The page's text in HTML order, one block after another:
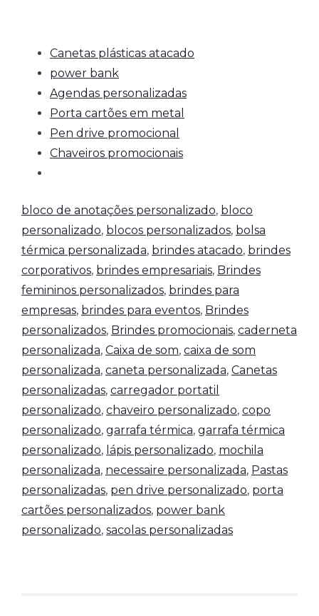
Canetas plásticas atacado
power bank
Agendas personalizadas
Porta cartões em metal
Pen drive promocional
Chaveiros promocionais
bloco de anotações personalizado, bloco
personalizado, blocos personalizados, bolsa
térmica personalizada, brindes atacado, brindes
corporativos, brindes empresariais, Brindes
femininos personalizados, brindes para
empresas, brindes para eventos, Brindes
personalizados, Brindes promocionais, caderneta
personalizada, Caixa de som, caixa de som
personalizada, caneta personalizada, Canetas
personalizadas, carregador portatil
personalizado, chaveiro personalizado, copo
personalizado, garrafa térmica, garrafa térmica
personalizado, lápis personalizado, mochila
personalizada, necessaire personalizada, Pastas
personalizadas, pen drive personalizado, porta
cartões personalizados, power bank
personalizado, sacolas personalizadas